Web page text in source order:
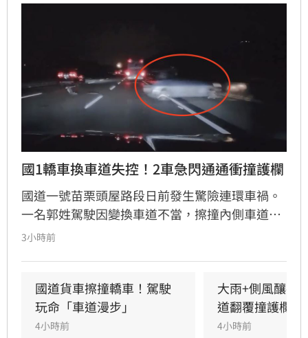
國1轎車換車道失控！2車急閃通通衝撞護欄
國道一號苗栗頭屋路段日前發生驚險連環車禍。
一名郭姓駕駛因變換車道不當，擦撞內側車道黃
姓駕駛車輛，導致黃車失控撞擊護欄後甩滑，波
醫，經酒測確認3名駕駛均無酒駕。國道警察呼
籲，變換車道務必顯示方向燈並保持安全距離，
切勿強行切入，以防憾事再次發生。此次事故亦
3小時前
國道貨車擦撞轎車！駕駛
玩命「車道漫步」
4小時前
大雨+側風釀禍
道翻覆撞護欄
4小時前